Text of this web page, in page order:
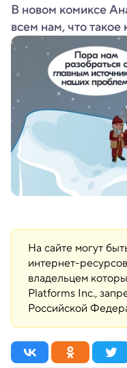
В новом комиксе
всем нам, что такое
На сайте могут
интернет-
владельцем
Platforms Inc.,
Российской